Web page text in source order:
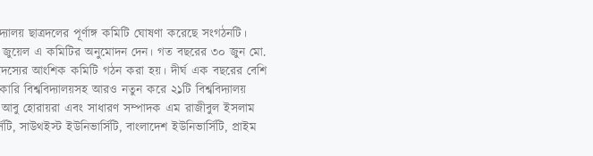
ছাত্রদলের পূর্ণাঙ্গ কমিটি ঘোষণা করেছে সংগঠনটি।
জুয়েল এ কমিটির অনুমোদন দেন। গত বছরের ৩০ জুন মো.
আংশিক কমিটি গঠন করা হয়। দীর্ঘ এক বছরের বেশি
বিশ্ববিদ্যালয়সহ আরও নতুন করে ২১টি বিশ্ববিদ্যালয়
আবু হোরায়রা এবং সাধারণ সম্পাদক এম রাজীবুল ইসলাম
সাউথইস্ট ইউনিভার্সিটি, বাংলাদেশ ইউনিভার্সিটি, প্রাইম